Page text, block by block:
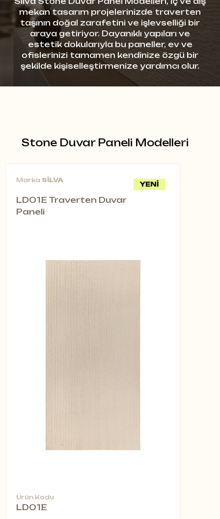
mekan tasarım projelerinizde traverten
taşının doğal zarafetini ve işlevselliği bir
araya getiriyor. Dayanıklı yapıları ve
estetik dokularıyla bu paneller, ev ve
ofislerinizi tamamen kendinize özgü bir
şekilde kişiselleştirmenize yardımcı olur.
Stone Duvar Paneli Modelleri
YENİ
Marka SİLVA
LD01E Traverten Duvar
Paneli
Ürün Kodu
LD01E